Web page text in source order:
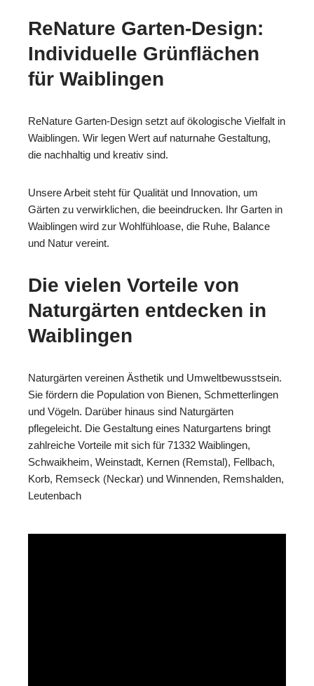
ReNature Garten-Design:
Individuelle Grünflächen
für Waiblingen
ReNature Garten-Design setzt auf ökologische Vielfalt in
Waiblingen. Wir legen Wert auf naturnahe Gestaltung,
die nachhaltig und kreativ sind.
Unsere Arbeit steht für Qualität und Innovation, um
Gärten zu verwirklichen, die beeindrucken. Ihr Garten in
Waiblingen wird zur Wohlfühloase, die Ruhe, Balance
und Natur vereint.
Die vielen Vorteile von
Naturgärten entdecken in
Waiblingen
Naturgärten vereinen Ästhetik und Umweltbewusstsein.
Sie fördern die Population von Bienen, Schmetterlingen
und Vögeln. Darüber hinaus sind Naturgärten
pflegeleicht. Die Gestaltung eines Naturgartens bringt
zahlreiche Vorteile mit sich für 71332 Waiblingen,
Schwaikheim, Weinstadt, Kernen (Remstal), Fellbach,
Korb, Remseck (Neckar) und Winnenden, Remshalden,
Leutenbach